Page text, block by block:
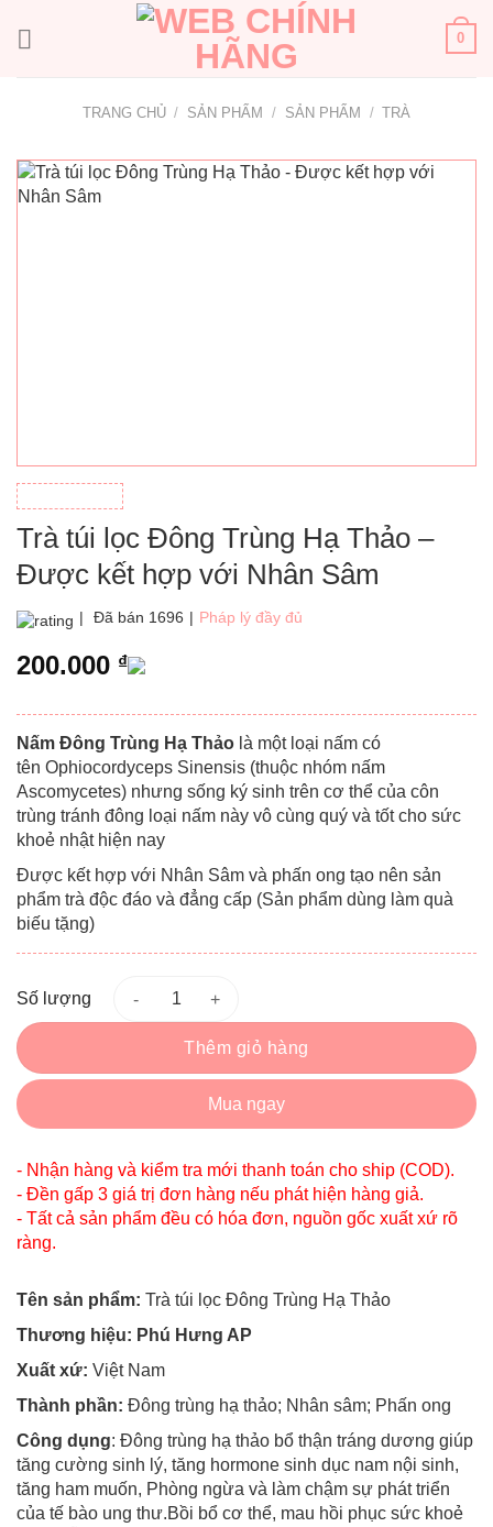
qua
0
TRANG CHỦ / SẢN PHẨM / SẢN PHẨM / TRÀ
Trà túi lọc Đông Trùng Hạ Thảo –
Được kết hợp với Nhân Sâm
| Đã bán 1696 | Pháp lý đầy đủ
200.000 ₫
Nấm Đông Trùng Hạ Thảo là một loại nấm có
tên Ophiocordyceps Sinensis (thuộc nhóm nấm
Ascomycetes) nhưng sống ký sinh trên cơ thể của côn
trùng tránh đông loại nấm này vô cùng quý và tốt cho sức
khoẻ nhật hiện nay
Được kết hợp với Nhân Sâm và phấn ong tạo nên sản
phẩm trà độc đáo và đẳng cấp (Sản phẩm dùng làm quà
biếu tặng)
Số lượng
Thêm giỏ hàng
Mua ngay
- Nhận hàng và kiểm tra mới thanh toán cho ship (COD).
- Đền gấp 3 giá trị đơn hàng nếu phát hiện hàng giả.
- Tất cả sản phẩm đều có hóa đơn, nguồn gốc xuất xứ rõ
ràng.
Tên sản phẩm: Trà túi lọc Đông Trùng Hạ Thảo
Thương hiệu: Phú Hưng AP
Xuất xứ: Việt Nam
Thành phần: Đông trùng hạ thảo; Nhân sâm; Phấn ong
Công dụng: Đông trùng hạ thảo bổ thận tráng dương giúp
tăng cường sinh lý, tăng hormone sinh dục nam nội sinh,
tăng ham muốn, Phòng ngừa và làm chậm sự phát triển
của tế bào ung thư.Bồi bổ cơ thể, mau hồi phục sức khoẻ